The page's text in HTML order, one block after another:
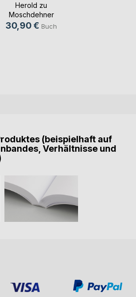
Herold zu
Moschdehner
30,90 € Buch
(beispielhaft auf
Verhältnisse und